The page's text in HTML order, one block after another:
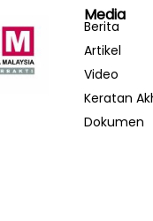
Media
Berita
Artikel
Video
Keratan
Dokumen